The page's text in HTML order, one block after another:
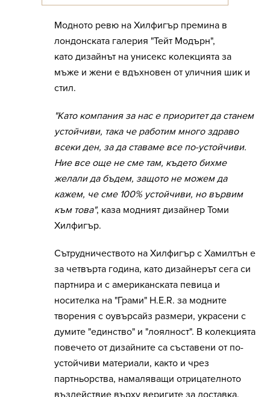
Модното ревю на Хилфигър премина в
лондонската галерия "Тейт Модърн",
като дизайнът на унисекс колекцията за
мъже и жени е вдъхновен от уличния шик и
стил.
"Като компания за нас е приоритет да станем
устойчиви, така че работим много здраво
всеки ден, за да ставаме все по-устойчиви.
Ние все още не сме там, където бихме
желали да бъдем, защото не можем да
кажем, че сме 100% устойчиви, но вървим
към това", каза модният дизайнер Томи
Хилфигър.
Сътрудничеството на Хилфигър с Хамилтън е
за четвърта година, като дизайнерът сега си
партнира и с американската певица и
носителка на "Грами" H.E.R. за модните
творения с оувърсайз размери, украсени с
думите "единство" и "лоялност". В колекцията
повечето от дизайните са съставени от по-
устойчиви материали, както и чрез
партньорства, намаляващи отрицателното